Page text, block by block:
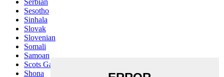
Serbian
Sesotho
Sinhala
Slovak
Slovenian
Somali
Samoan
Scots Gaelic
Shona